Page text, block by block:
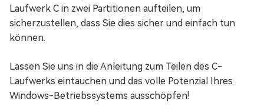
Laufwerk C in zwei Partitionen aufteilen, um
sicherzustellen, dass Sie dies sicher und einfach tun
können.
Lassen Sie uns in die Anleitung zum Teilen des C-
Laufwerks eintauchen und das volle Potenzial Ihres
Windows-Betriebssystems ausschöpfen!